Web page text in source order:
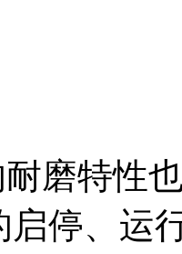
磨特性
启停、运